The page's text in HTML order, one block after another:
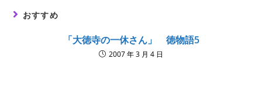
おすすめ
「大徳寺の一休さん」 徳物語5
2007 年 3 月 4 日